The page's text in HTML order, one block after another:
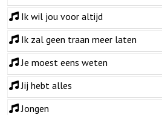
Ik wil jou voor altijd
Ik zal geen traan meer laten
Je moest eens weten
Jij hebt alles
Jongen